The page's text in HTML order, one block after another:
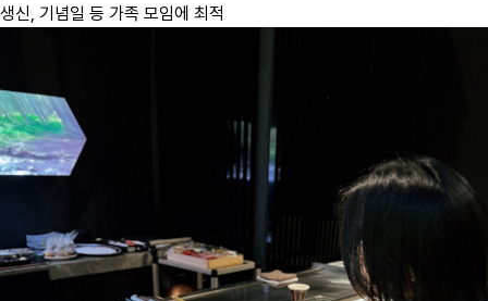
생신, 기념일 등 가족 모임에 최적